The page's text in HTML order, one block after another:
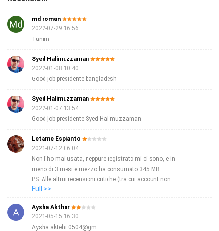
md roman
2022-07-29 16:56
Tanim
Syed Halimuzzaman
2022-01-08 10:40
Good job presidente bangladesh
Syed Halimuzzaman
2022-01-07 13:54
Good job presidente Syed Halimuzzaman
Letame Espianto
2021-07-12 06:04
Non l'ho mai usata, neppure registrato mi ci sono, e in
meno di 3 mesi e mezzo ha consumato 345 MB.
PS::Alle altrui recensioni critiche (tra cui account non
disattivabile e grandi consumi) i produttori hanno
qualcuno ha rilevato che avvia disservizi a pagamento
prelevanti dal credito telefonico.
Full >>
Aysha Akthar
2021-05-15 16:30
Aysha aktehr 0504@gm